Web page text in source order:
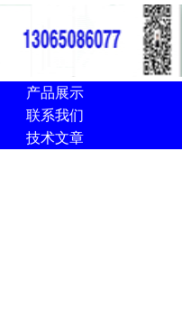
产品展示
联系我们
技术文章